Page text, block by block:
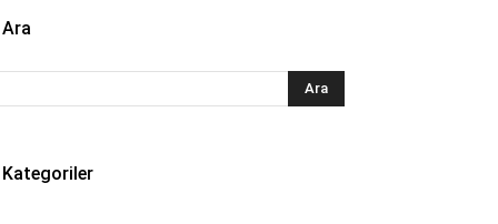
Ara
Kategoriler